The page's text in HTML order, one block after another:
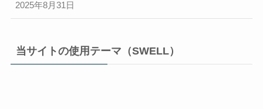
2025年8月31日
当サイトの使用テーマ（SWELL）